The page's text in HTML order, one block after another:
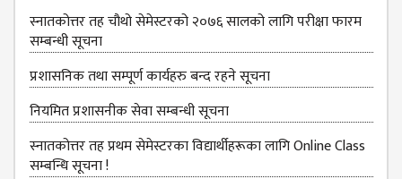
CONTACT
स्नातकोत्तर तह चौथो सेमेस्टरको २०७६ सालको लागि परीक्षा फारम
सम्बन्धी सूचना
प्रशासनिक तथा सम्पूर्ण कार्यहरु बन्द रहने सूचना
नियमित प्रशासनीक सेवा सम्बन्धी सूचना
स्नातकोत्तर तह प्रथम सेमेस्टरका विद्यार्थीहरूका लागि Online Class
सम्बन्धि सूचना !